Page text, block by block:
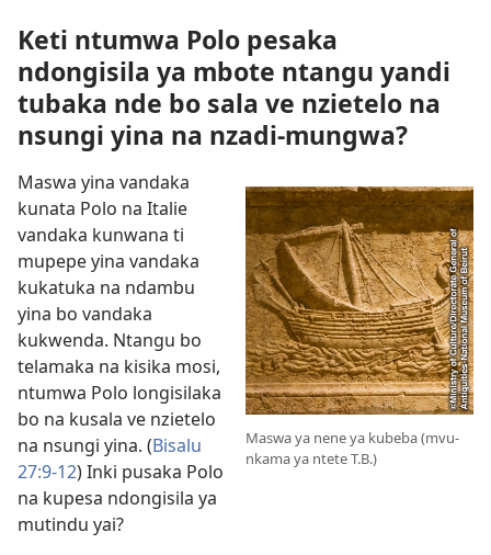
Keti ntumwa Polo pesaka
ndongisila ya mbote ntangu yandi
tubaka nde bo sala ve nzietelo na
nsungi yina na nzadi-mungwa?
Maswa ya nene ya kubeba (mvu-
nkama ya ntete T.B.)
Maswa yina vandaka
kunata Polo na Italie
vandaka kunwana ti
mupepe yina vandaka
kukatuka na ndambu
yina bo vandaka
kukwenda. Ntangu bo
telamaka na kisika mosi,
ntumwa Polo longisilaka
bo na kusala ve nzietelo
na nsungi yina. (Bisalu
27:9-12) Inki pusaka Polo
na kupesa ndongisila ya
mutindu yai?